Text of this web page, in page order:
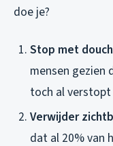
doe je?
Stop met
mensen gezien
toch al verstopt
Verwijder
dat al 20% van